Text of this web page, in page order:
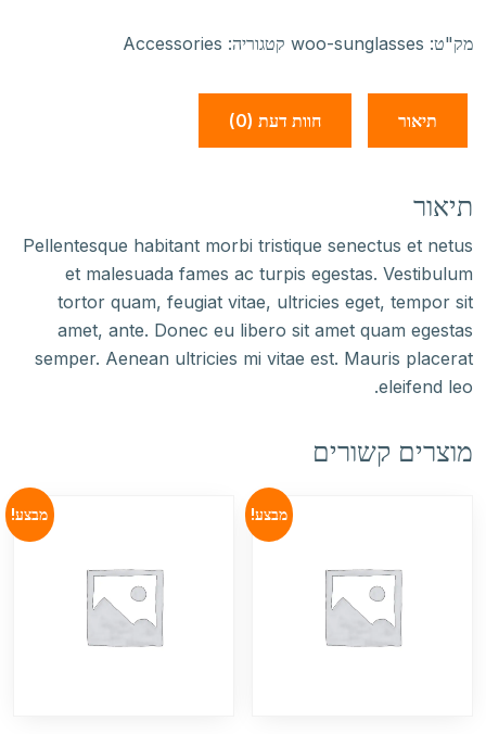
מק"ט: woo-sunglasses קטגוריה: Accessories
תיאור חוות דעת (0)
תיאור
Pellentesque habitant morbi tristique senectus et netus
et malesuada fames ac turpis egestas. Vestibulum
tortor quam, feugiat vitae, ultricies eget, tempor sit
amet, ante. Donec eu libero sit amet quam egestas
semper. Aenean ultricies mi vitae est. Mauris placerat
eleifend leo.
מוצרים קשורים
מבצע! מבצע!